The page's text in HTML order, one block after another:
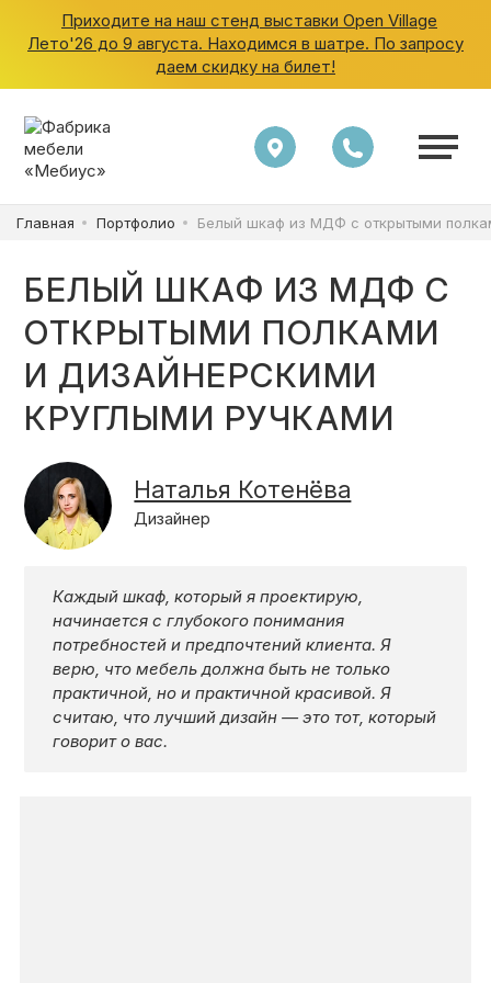
Приходите на наш стенд выставки Open Village
Лето'26 до 9 августа. Находимся в шатре. По запросу
даем скидку на билет!
Главная Портфолио Белый шкаф из МДФ с открытыми
БЕЛЫЙ ШКАФ ИЗ МДФ С
ОТКРЫТЫМИ ПОЛКАМИ
И ДИЗАЙНЕРСКИМИ
КРУГЛЫМИ РУЧКАМИ
Наталья Котенёва
Дизайнер
Каждый шкаф, который я проектирую,
начинается с глубокого понимания
потребностей и предпочтений клиента. Я
верю, что мебель должна быть не только
практичной, но и практичной красивой. Я
считаю, что лучший дизайн — это тот, который
говорит о вас.
ШКАФЫ
КУХНИ
ГАРДЕРОБНЫЕ
ДЕТСКИЕ
ВАННАЯ
КОНТАКТЫ
КАТАЛОГ МЕБЕЛИ
О ФАБРИКЕ